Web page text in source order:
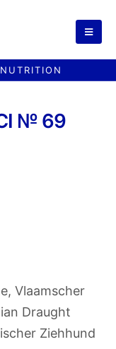
№ 69
Vlaamscher
Draught
Ziehhund